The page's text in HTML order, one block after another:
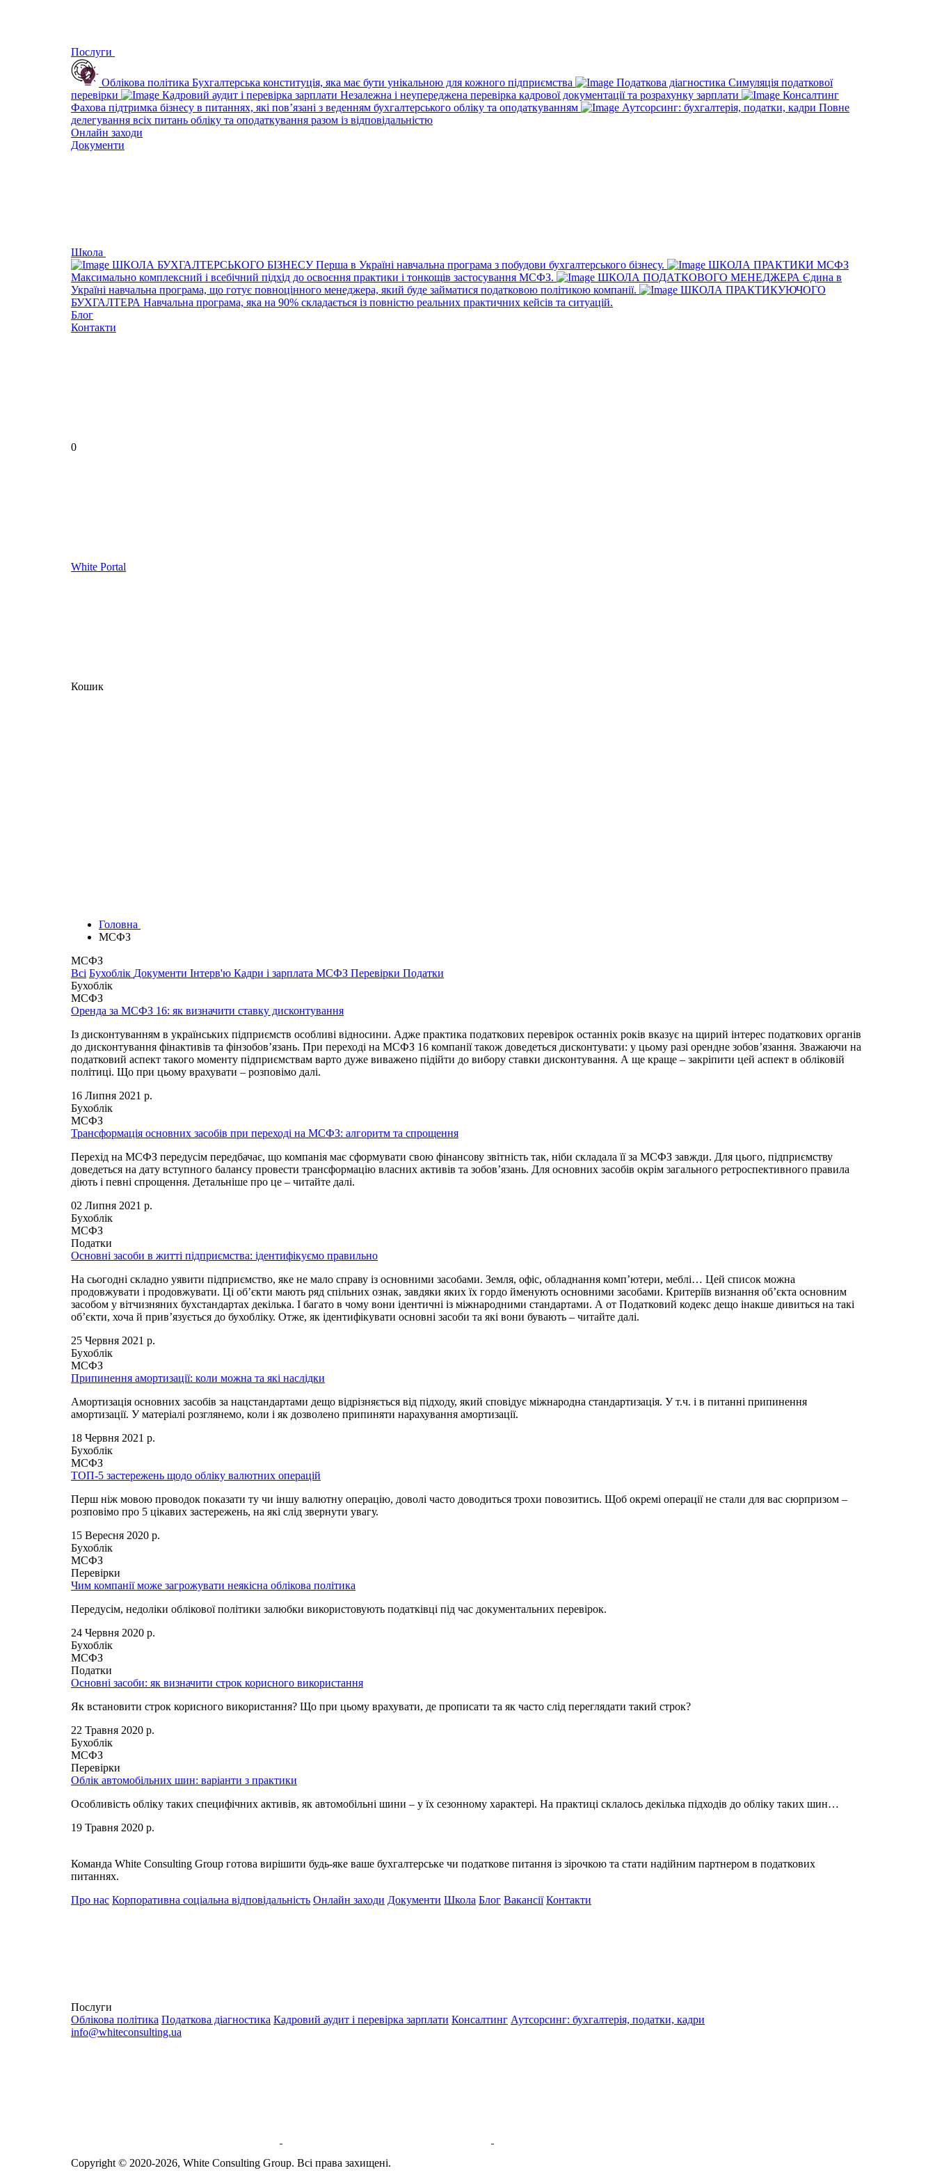
Послуги
Облікова політика Бухгалтерська конституція, яка має бути унікальною для кожного підприємства Податкова діагностика Симуляція податкової
перевірки
Кадровий аудит і перевірка зарплати Незалежна і неупереджена перевірка кадрової документації та розрахунку зарплати
Консалтинг
Фахова підтримка бізнесу в питаннях, які пов’язані з веденням бухгалтерського обліку та оподаткуванням
Аутсорсинг: бухгалтерія, податки, кадри Повне
делегування всіх питань обліку та оподаткування разом із відповідальністю
Онлайн заходи
Документи
Школа
ШКОЛА БУХГАЛТЕРСЬКОГО БІЗНЕСУПерша в Україні навчальна програма з побудови бухгалтерського бізнесу.
ШКОЛА ПРАКТИКИ МСФЗ
Максимально комплексний і всебічний підхід до освоєння практики і тонкощів застосування МСФЗ.
ШКОЛА ПОДАТКОВОГО МЕНЕДЖЕРА Єдина в
Україні навчальна програма, що готує повноцінного менеджера, який буде займатися податковою політикою компанії.
ШКОЛА ПРАКТИКУЮЧОГО
БУХГАЛТЕРА Навчальна програма, яка на 90% складається із повністю реальних практичних кейсів та ситуацій.
Блог
Контакти
0
White Portal
Кошик
Головна
МСФЗ
МСФЗ
Всі Бухоблік Документи Інтерв'ю Кадри і зарплата МСФЗ Перевірки Податки
Бухоблік
МСФЗ
Оренда за МСФЗ 16: як визначити ставку дисконтування
Із дисконтуванням в українських підприємств особливі відносини. Адже практика податкових перевірок останніх років вказує на щирий інтерес податкових органів
до дисконтування фінактивів та фінзобов’язань. При переході на МСФЗ 16 компанії також доведеться дисконтувати: у цьому разі орендне зобов’язання. Зважаючи на
податковий аспект такого моменту підприємствам варто дуже виважено підійти до вибору ставки дисконтування. А ще краще – закріпити цей аспект в обліковій
політиці. Що при цьому врахувати – розповімо далі.
16 Липня 2021 р.
Бухоблік
МСФЗ
Трансформація основних засобів при переході на МСФЗ: алгоритм та спрощення
Перехід на МСФЗ передусім передбачає, що компанія має сформувати свою фінансову звітність так, ніби складала її за МСФЗ завжди. Для цього, підприємству
доведеться на дату вступного балансу провести трансформацію власних активів та зобов’язань. Для основних засобів окрім загального ретроспективного правила
діють і певні спрощення. Детальніше про це – читайте далі.
02 Липня 2021 р.
Бухоблік
МСФЗ
Податки
Основні засоби в житті підприємства: ідентифікуємо правильно
На сьогодні складно уявити підприємство, яке не мало справу із основними засобами. Земля, офіс, обладнання комп’ютери, меблі… Цей список можна
продовжувати і продовжувати. Ці об’єкти мають ряд спільних ознак, завдяки яких їх гордо йменують основними засобами. Критеріїв визнання об’єкта основним
засобом у вітчизняних бухстандартах декілька. І багато в чому вони ідентичні із міжнародними стандартами. А от Податковий кодекс дещо інакше дивиться на такі
об’єкти, хоча й прив’язується до бухобліку. Отже, як ідентифікувати основні засоби та які вони бувають – читайте далі.
25 Червня 2021 р.
Бухоблік
МСФЗ
Припинення амортизації: коли можна та які наслідки
Амортизація основних засобів за нацстандартами дещо відрізняється від підходу, який сповідує міжнародна стандартизація. У т.ч. і в питанні припинення
амортизації. У матеріалі розглянемо, коли і як дозволено припиняти нарахування амортизації.
18 Червня 2021 р.
Бухоблік
МСФЗ
ТОП-5 застережень щодо обліку валютних операцій
Перш ніж мовою проводок показати ту чи іншу валютну операцію, доволі часто доводиться трохи повозитись. Щоб окремі операції не стали для вас сюрпризом –
розповімо про 5 цікавих застережень, на які слід звернути увагу.
15 Вересня 2020 р.
Бухоблік
МСФЗ
Перевірки
Чим компанії може загрожувати неякісна облікова політика
Передусім, недоліки облікової політики залюбки використовують податківці під час документальних перевірок.
24 Червня 2020 р.
Бухоблік
МСФЗ
Податки
Основні засоби: як визначити строк корисного використання
Як встановити строк корисного використання? Що при цьому врахувати, де прописати та як часто слід переглядати такий строк?
22 Травня 2020 р.
Бухоблік
МСФЗ
Перевірки
Облік автомобільних шин: варіанти з практики
Особливість обліку таких специфічних активів, як автомобільні шини – у їх сезонному характері. На практиці склалось декілька підходів до обліку таких шин…
19 Травня 2020 р.
Команда White Consulting Group готова вирішити будь-яке ваше бухгалтерське чи податкове питання із зірочкою та стати надійним партнером в податкових
питаннях.
Про нас Корпоративна соціальна відповідальність Онлайн заходи Документи Школа Блог Вакансії Контакти
Послуги
Облікова політика Податкова діагностика Кадровий аудит і перевірка зарплати Консалтинг Аутсорсинг: бухгалтерія, податки, кадри
info@whiteconsulting.ua
Сopyright © 2020-2026, White Consulting Group. Всі права захищені.